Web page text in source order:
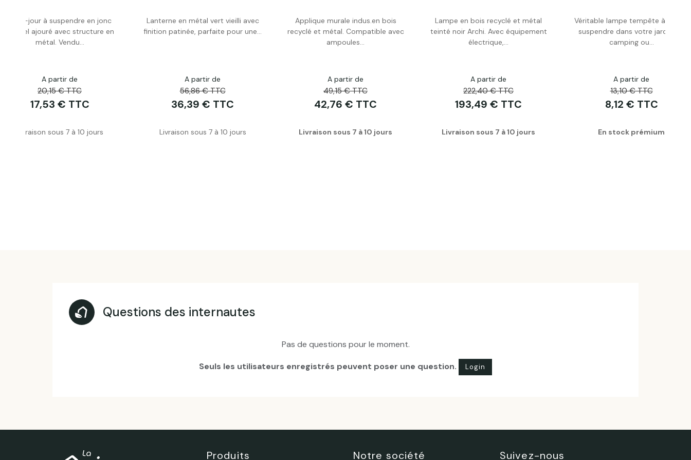
Acheter
Abat-jour à suspendre en jonc
naturel ajouré avec structure en
métal. Vendu...
A partir de
20,15 € TTC
17,53 € TTC
Livraison sous 7 à 10 jours
Acheter
Lanterne en métal vert vieilli avec
finition patinée, parfaite pour une...
A partir de
56,86 € TTC
36,39 € TTC
Livraison sous 7 à 10 jours
Acheter
Applique murale indus.en bois
recyclé et métal. Compatible avec
ampoules...
A partir de
49,15 € TTC
42,76 € TTC
Livraison sous 7 à 10 jours
Acheter
Lampe en bois recyclé et métal
teinté noir Archi. Avec équipement
électrique,...
A partir de
222,40 € TTC
193,49 € TTC
Livraison sous 7 à 10 jours
Acheter
Véritable lampe tempête à huile à
suspendre dans votre jardin, au
camping ou...
A partir de
13,10 € TTC
8,12 € TTC
En stock prémium
Questions des internautes
Pas de questions pour le moment.
Seuls les utilisateurs enregistrés peuvent poser une question. Login
Produits Notre société Suivez-nous